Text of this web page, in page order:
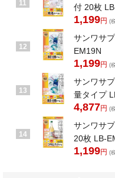
11
付 20枚
1,199円 (
12
サンワサ
EM19N
1,199円 (
13
サンワサ
量タイプ
4,877円 (
14
サンワサ
20枚 LB-
1,199円 (